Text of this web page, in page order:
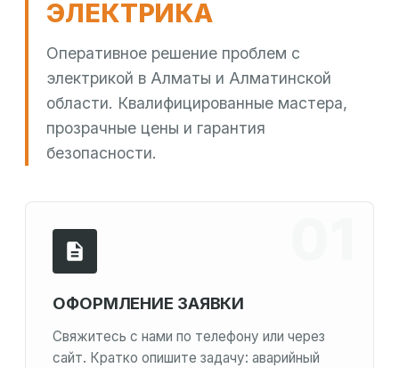
ЭЛЕКТРИКА
Оперативное решение проблем с
электрикой в Алматы и Алматинской
области. Квалифицированные мастера,
прозрачные цены и гарантия
безопасности.
ОФОРМЛЕНИЕ ЗАЯВКИ
Свяжитесь с нами по телефону или через
сайт. Кратко опишите задачу: аварийный